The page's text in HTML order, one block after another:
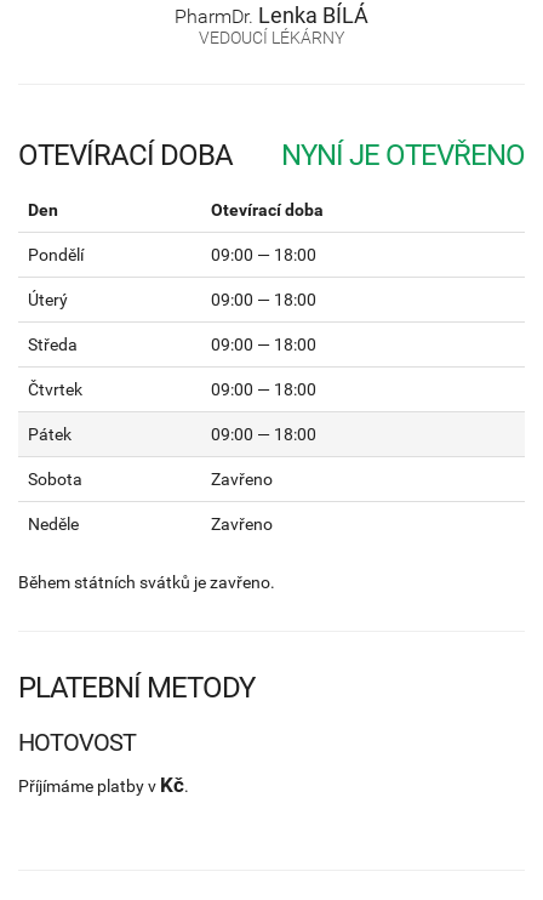
PharmDr. Lenka BÍLÁ
VEDOUCÍ LÉKÁRNY
OTEVÍRACÍ DOBA
Den Otevírací doba
Pondělí 09:00 — 18:00
Úterý 09:00 — 18:00
Středa 09:00 — 18:00
Čtvrtek 09:00 — 18:00
Pátek 09:00 — 18:00
Sobota Zavřeno
Neděle Zavřeno
Během státních svátků je zavřeno.
PLATEBNÍ METODY
HOTOVOST
Příjímáme platby v Kč.